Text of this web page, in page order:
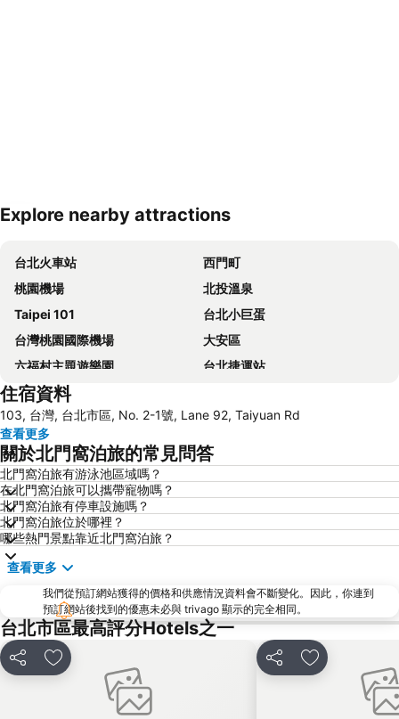
展開地圖
Explore nearby attractions
台北火車站
西門町
桃園機場
北投溫泉
Taipei 101
台北小巨蛋
台灣桃園國際機場
大安區
六福村主題遊樂園
台北捷運站
桃園高鐵站
新北投
烏來溫泉
陽明山
捷運中山站
捷運忠孝敦化站
大安森林公園
捷運忠孝復興站
內湖區
士林夜市
礁溪車站
桃園火車站
九份
台北世貿中心
台北市政府
羅東夜市
台北東區
饒河街觀光夜市
南港站覽館
萬華區
住宿資料
103, 台灣, 台北市區, No. 2-1號, Lane 92, Taiyuan Rd
查看更多
關於北門窩泊旅的常見問答
北門窩泊旅有游泳池區域嗎？
在北門窩泊旅可以攜帶寵物嗎？
北門窩泊旅有停車設施嗎？
北門窩泊旅位於哪裡？
哪些熱門景點靠近北門窩泊旅？
查看更多
我們從預訂網站獲得的價格和供應情況資料會不斷變化。因此，你連到
預訂網站後找到的優惠未必與 trivago 顯示的完全相同。
台北市區最高評分Hotels之一
分享 放到收藏夾 分享 放到收藏夾